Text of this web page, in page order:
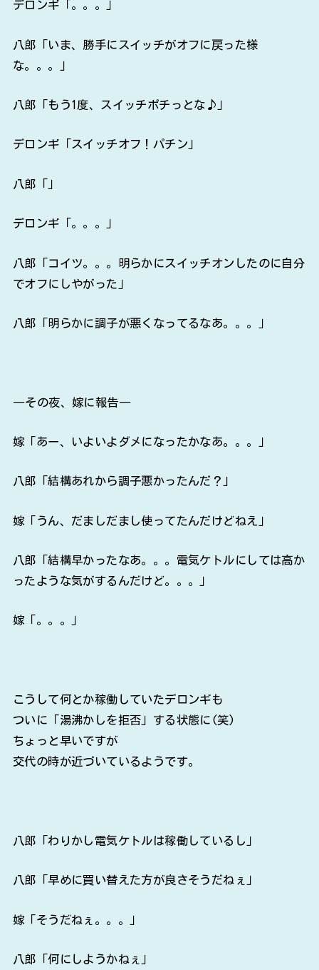
デロンギ「。。。」
八郎「いま、勝手にスイッチがオフに戻った様
な。。。」
八郎「もう1度、スイッチポチっとな♪」
デロンギ「スイッチオフ！パチン」
八郎「」
デロンギ「。。。」
八郎「コイツ。。。明らかにスイッチオンしたのに自分
でオフにしやがった」
八郎「明らかに調子が悪くなってるなあ。。。」
―その夜、嫁に報告―
嫁「あー、いよいよダメになったかなあ。。。」
八郎「結構あれから調子悪かったんだ？」
嫁「うん、だましだまし使ってたんだけどねえ」
八郎「結構早かったなあ。。。電気ケトルにしては高か
ったような気がするんだけど。。。」
嫁「。。。」
こうして何とか稼働していたデロンギも
ついに「湯沸かしを拒否」する状態に(笑)
ちょっと早いですが
交代の時が近づいているようです。
八郎「わりかし電気ケトルは稼働しているし」
八郎「早めに買い替えた方が良さそうだねぇ」
嫁「そうだねぇ。。。」
八郎「何にしようかねぇ」